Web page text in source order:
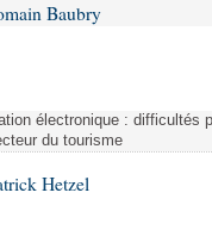
Baubry
électronique : difficultés
du tourisme
Hetzel